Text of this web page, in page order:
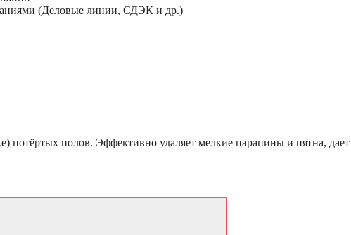
(Деловые линии, СДЭК и др.)
потёртых полов. Эффективно удаляет мелкие царапины и пятна,